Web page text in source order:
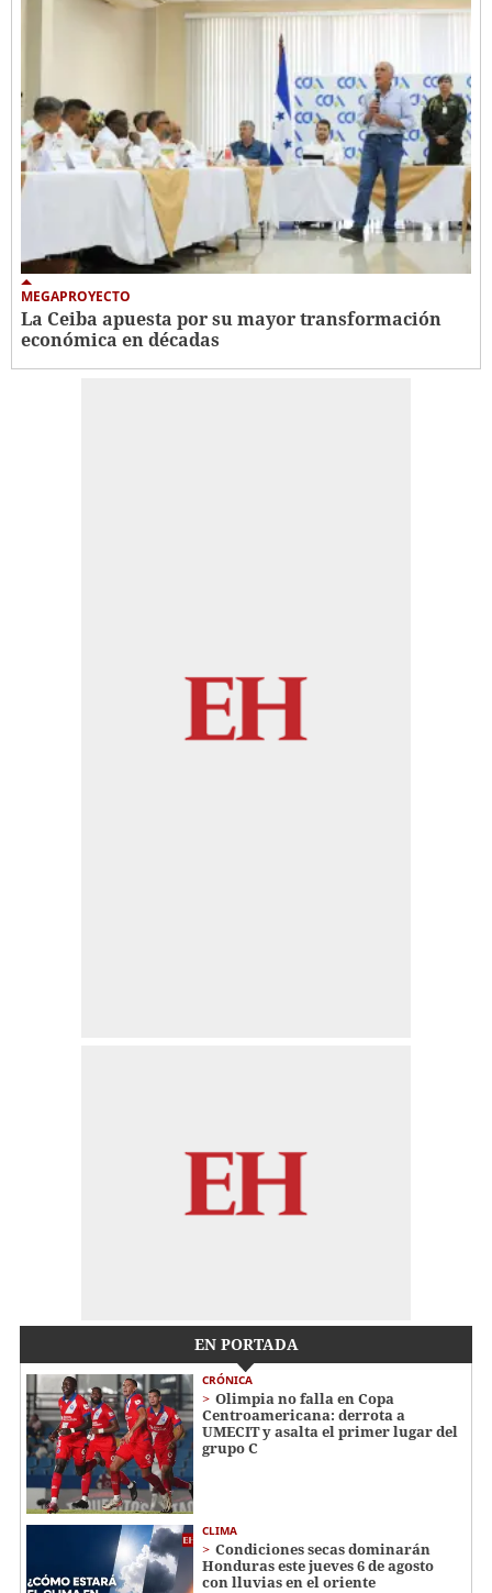
MEGAPROYECTO
La Ceiba apuesta por su mayor transformación
económica en décadas
EN PORTADA
CRÓNICA
Olimpia no falla en Copa
Centroamericana: derrota a
UMECIT y asalta el primer lugar del
grupo C
CLIMA
Condiciones secas dominarán
Honduras este jueves 6 de agosto
con lluvias en el oriente